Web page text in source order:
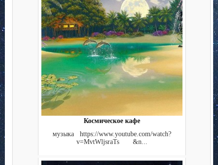
Космическое кафе
музыка https://www.youtube.com/watch?
v=MvtWljsraTs &n...